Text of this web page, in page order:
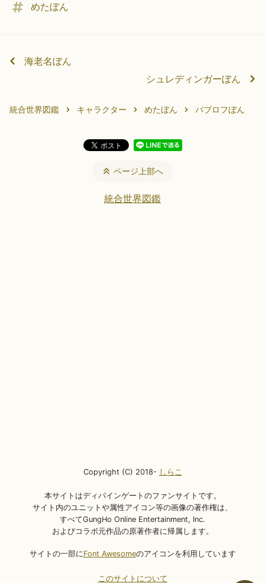
めたぼん
海老名ぼん
シュレディンガーぼん
統合世界図鑑 キャラクター めたぼん パブロフぼん
ページ上部へ
統合世界図鑑
Copyright (C) 2018- しらこ
本サイトはディバインゲートのファンサイトです。
サイト内のユニットや属性アイコン等の画像の著作権は、
すべてGungHo Online Entertainment, Inc.
およびコラボ元作品の原著作者に帰属します。
サイトの一部に Font Awesomeのアイコンを利用しています
このサイトについて